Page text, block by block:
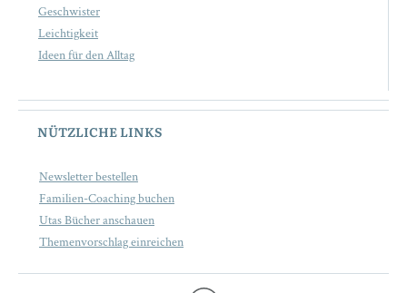
Geschwister
Leichtigkeit
Ideen für den Alltag
NÜTZLICHE LINKS
Newsletter bestellen
Familien-Coaching buchen
Utas Bücher anschauen
Themenvorschlag einreichen